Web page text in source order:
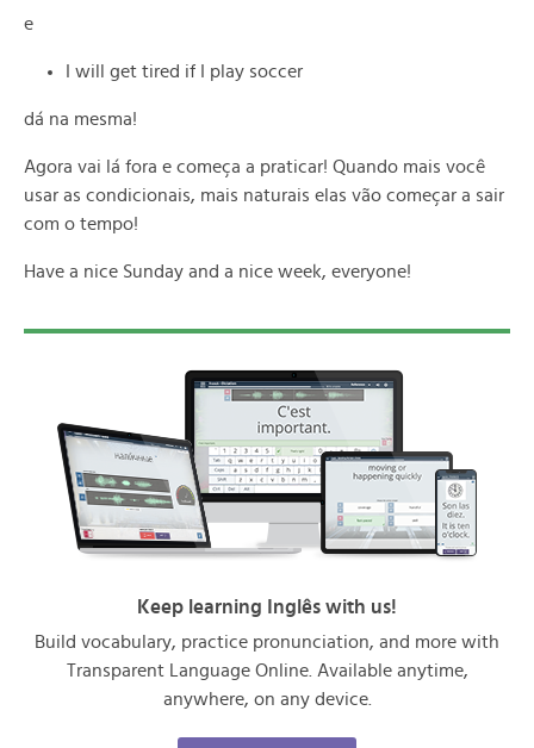
e
I will get tired if I play soccer
dá na mesma!
Agora vai lá fora e começa a praticar! Quando mais você
usar as condicionais, mais naturais elas vão começar a sair
com o tempo!
Have a nice Sunday and a nice week, everyone!
Keep learning Inglês with us!
Build vocabulary, practice pronunciation, and more with
Transparent Language Online. Available anytime,
anywhere, on any device.